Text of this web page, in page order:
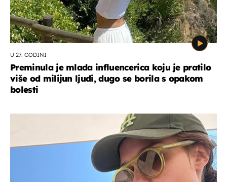
U 27. GODINI
Preminula je mlada influencerica koju je pratilo
više od milijun ljudi, dugo se borila s opakom
bolesti